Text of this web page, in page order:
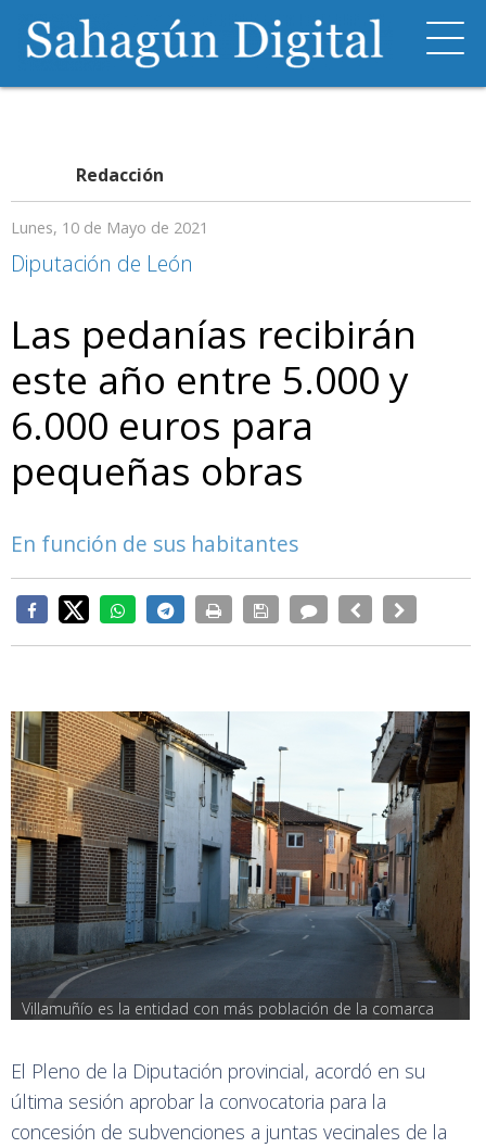
Redacción
Lunes, 10 de Mayo de 2021
Diputación de León
Las pedanías recibirán
este año entre 5.000 y
6.000 euros para
pequeñas obras
En función de sus habitantes
Villamuñío es la entidad con más población de la comarca
El Pleno de la Diputación provincial, acordó en su
última sesión aprobar la convocatoria para la
concesión de subvenciones a juntas vecinales de la